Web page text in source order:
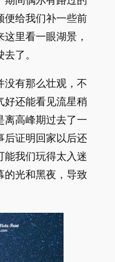
便给我们补一些前
里看一眼湖景，
了。
没有那么壮观，不
好还能看见流星稍
离高峰期过去了一
后证明回家以后还
能我们玩得太入迷
的光和黑夜，导致